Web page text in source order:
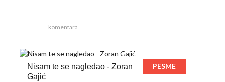
komentara
Nisam te se nagledao - Zoran
Gajić
PESME